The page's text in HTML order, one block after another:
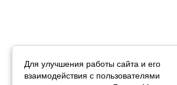
Для улучшения работы сайта и его
взаимодействия с пользователями